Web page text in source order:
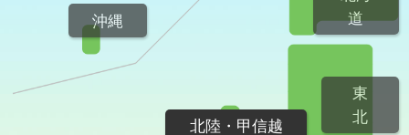
道
東
北
北陸・甲信越
沖縄